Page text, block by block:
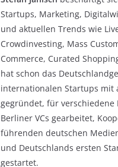
Startups, Marketing,
und aktuellen Trends wie
Crowdinvesting, Mass
Commerce, Curated
hat schon das
internationalen Startups mit
gegründet, für verschiedene
Berliner VCs gearbeitet,
führenden deutschen
und Deutschlands ersten
gestartet.